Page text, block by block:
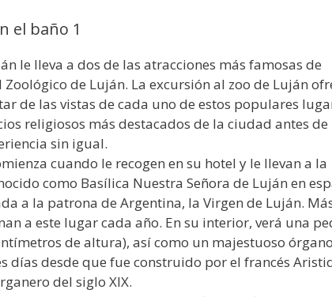
el baño 1
le lleva a dos de las atracciones más famosas de
de Luján. La excursión al zoo de Luján
de las vistas de cada uno de estos populares
religiosos más destacados de la ciudad antes de
sin igual.
cuando le recogen en su hotel y le llevan a la
como Basílica Nuestra Señora de Luján en
a la patrona de Argentina, la Virgen de Luján.
a este lugar cada año. En su interior, verá una
de altura), así como un majestuoso
días desde que fue construido por el francés
del siglo XIX.